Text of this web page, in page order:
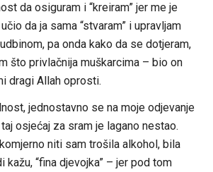
da osiguram i “kreiram” jer me je
da ja sama “stvaram” i upravljam
pa onda kako da se dotjeram,
što privlačnija muškarcima – bio on
dragi Allah oprosti.
jednostavno se na moje odjevanje
osjećaj za sram je lagano nestao.
niti sam trošila alkohol, bila
kažu, “fina djevojka” – jer pod tom